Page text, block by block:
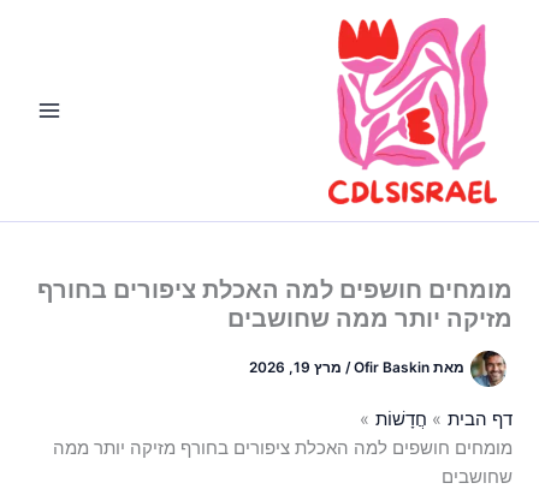
מומחים חושפים למה האכלת ציפורים בחורף
מזיקה יותר ממה שחושבים
מאתOfir Baskin
/ מרץ 19, 2026
דף הבית
חֲדָשׁוֹת
מומחים חושפים למה האכלת ציפורים בחורף מזיקה יותר ממה
שחושבים